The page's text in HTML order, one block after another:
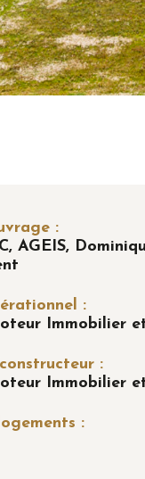
:
AGEIS,
:
Immobilier
:
Immobilier
: